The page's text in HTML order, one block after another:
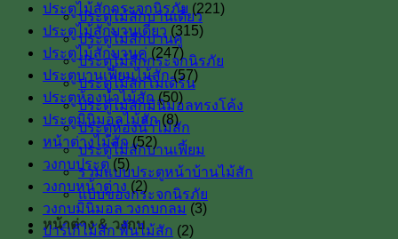
ประตูไม้สักบานเดี่ยว
ประตูไม้สักบานคู่
ประตูไม้สักกระจกนิรภัย
ประตูไม้สักโมเดิร์น
ประตูไม้สักมินิมอลทรงโค้ง
ประตูห้องน้ำไม้สัก
ประตูไม้สักบานเฟี้ยม
รวมแบบประตูหน้าบ้านไม้สัก
แบบของกระจกนิรภัย
หน้าต่าง & วงกบ
ประตูไม้สักกระจกนิรภัย (221)
ประตูไม้สักบานเดี่ยว (315)
ประตูไม้สักบานคู่ (247)
ประตูบานเฟี้ยมไม้สัก (57)
ประตูห้องน้ำไม้สัก (50)
ประตูมินิมอลไม้สัก (8)
หน้าต่างไม้สัก (52)
วงกบประตู (5)
วงกบหน้าต่าง (2)
วงกบมินิมอล วงกบกลม (3)
ปาร์เก้ไม้สัก พื้นไม้สัก (2)